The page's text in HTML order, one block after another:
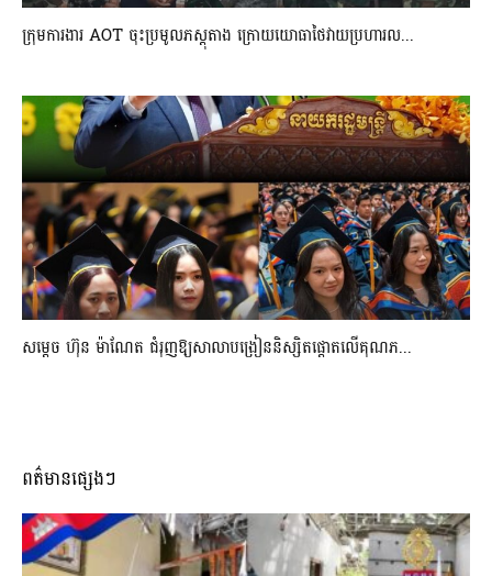
ក្រុមការងារ AOT ចុះប្រមូលភស្តុតាង ក្រោយយោធាថៃវាយប្រហារល...
សម្តេច ហ៊ុន ម៉ាណែត ជំរុញឱ្យសាលាបង្រៀននិស្សិតផ្តោតលើគុណភ...
ពត៌មានផ្សេងៗ